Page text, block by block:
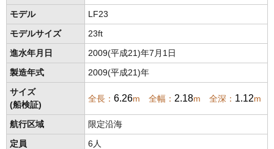
モデル LF23
モデルサイズ 23ft
進水年月日 2009(平成21)年7月1日
製造年式 2009(平成21)年
サイズ
(船検証)
全長： 6.26m 全幅： 2.18m 全深： 1.12m
航行区域 限定沿海
定員 6人